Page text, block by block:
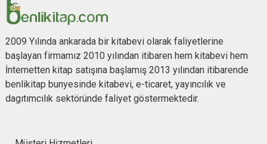
2009 Yılında ankarada bir kitabevi olarak faliyetlerine
başlayan firmamız 2010 yılından itibaren hem kitabevi hem
İnternetten kitap satışına başlamış 2013 yılından itibarende
benlikitap bunyesinde kitabevi, e-ticaret, yayıncılık ve
dagıtımcılık sektöründe faliyet göstermektedir.